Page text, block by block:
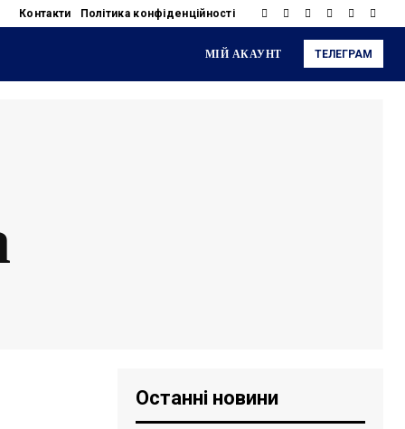
Контакти Політика конфіденційності
МІЙ АКАУНТ ТЕЛЕГРАМ
Останні новини